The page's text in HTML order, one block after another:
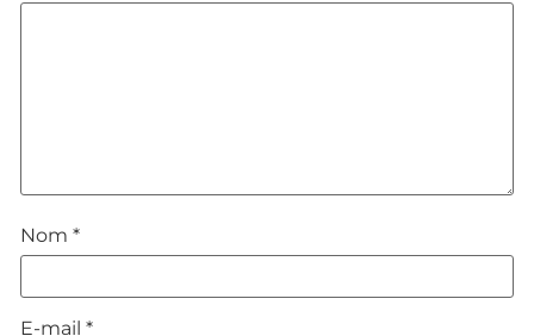
Nom *
E-mail *